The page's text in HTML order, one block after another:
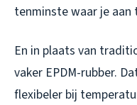
tenminste waar je aan
En in plaats van
vaker EPDM-rubber.
flexibeler bij